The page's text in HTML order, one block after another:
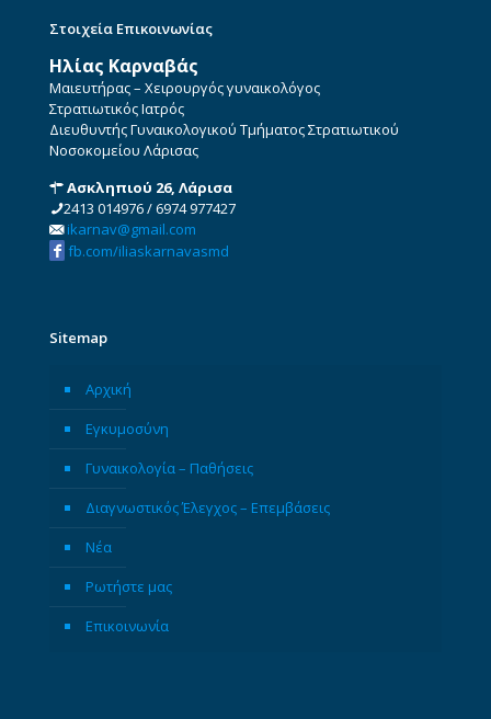
Στοιχεία Επικοινωνίας
Ηλίας Καρναβάς
Μαιευτήρας – Χειρουργός γυναικολόγος
Στρατιωτικός Ιατρός
Διευθυντής Γυναικολογικού Τμήματος Στρατιωτικού
Νοσοκομείου Λάρισας
Ασκληπιού 26, Λάρισα
2413 014976/6974 977427
ikarnav@gmail.com
fb.com/iliaskarnavasmd
Sitemap
Αρχική
Εγκυμοσύνη
Γυναικολογία – Παθήσεις
Διαγνωστικός Έλεγχος – Επεμβάσεις
Νέα
Ρωτήστε μας
Επικοινωνία